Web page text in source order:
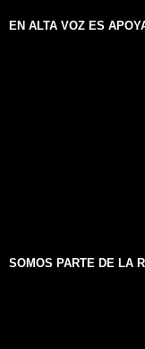
EN ALTA VOZ ES
SOMOS PARTE DE LA